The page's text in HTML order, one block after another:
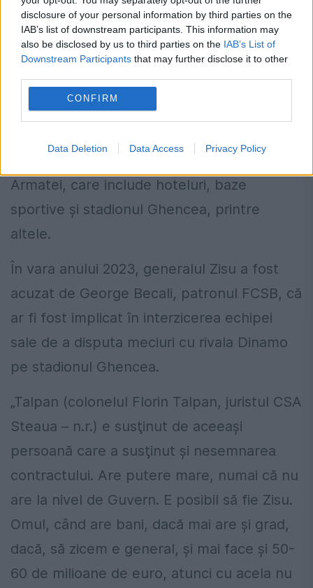
disclosure of your personal information by third parties on the
IAB’s list of downstream participants. This information may
also be disclosed by us to third parties on the IAB’s List of
Downstream Participants that may further disclose it to other
CONFIRM
Data Deletion Data Access Privacy Policy
foarte greu”, a afirmat avocata generalului
Zisu, Katia Cicală.
Cine este generalul Cătălin Zisu
Este considerat unul dintre cei mai influenți
Armatei, care include hoteluri, baze
sportive și stadionul Ghencea, printre
altele.
În vara anului 2023, generalul Zisu a fost
acuzat de George Becali, patronul FCSB, că
ar fi fost implicat în interzicerea echipei
sale de a disputa meciuri cu rivala Dinamo
pe stadionul Ghencea.
„Talpan (colonelul Florin Talpan, juristul CSA
Steaua – n.r.) e susţinut de aceeaşi
persoană care a susţinut şi nesemnarea
contractului. Are putere mare, numai că nu
are la nivel de Guvern. E posibil să fie Zisu.
Omul, când are bani, dacă mai are şi grad,
dacă, să zicem e general, şi mai face şi 50-
60 de milioane de euro, atunci cu acela nu